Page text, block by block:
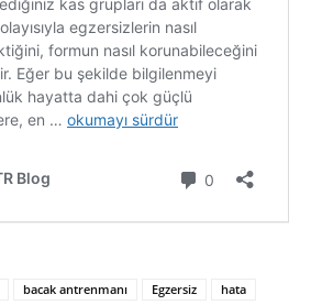
bacak antrenmanı Egzersiz
hata